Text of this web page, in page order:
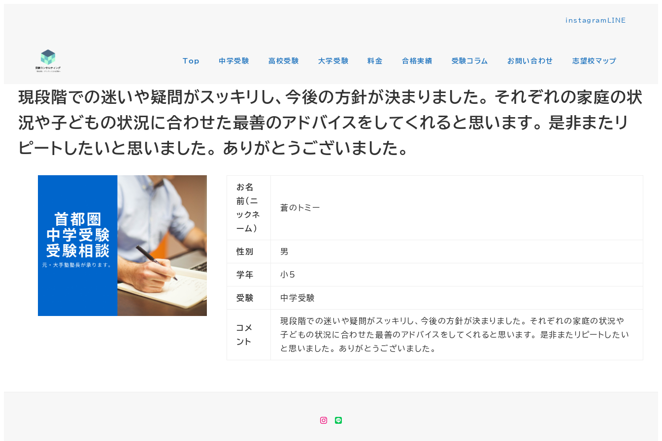
instagram LINE
Top 中学受験 高校受験 大学受験 料金 合格実績 受験コラム お問い合わせ 志望校マップ
現段階での迷いや疑問がスッキリし、今後の方針が決まりました。 それぞれの家庭の状
況や子どもの状況に合わせた最善のアドバイスをしてくれると思います。 是非またリ
ピートしたいと思いました。 ありがとうございました。
お名
前（ニ
ックネ
ーム）
蒼のトミー
性別 男
学年 小5
受験 中学受験
コメ
ント
現段階での迷いや疑問がスッキリし、今後の方針が決まりました。 それぞれの家庭の状況や
子どもの状況に合わせた最善のアドバイスをしてくれると思います。 是非またリピートしたい
と思いました。 ありがとうございました。
instagram
LINE